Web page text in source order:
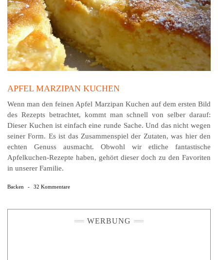
APFEL MARZIPAN KUCHEN
Wenn man den feinen Apfel Marzipan Kuchen auf dem ersten Bild
des Rezepts betrachtet, kommt man schnell von selber darauf:
Dieser Kuchen ist einfach eine runde Sache. Und das nicht wegen
seiner Form. Es ist das Zusammenspiel der Zutaten, was hier den
echten Genuss ausmacht. Obwohl wir etliche fantastische
Apfelkuchen-Rezepte haben, gehört dieser doch zu den Favoriten
in unserer Familie.
Backen - 32 Kommentare
WERBUNG